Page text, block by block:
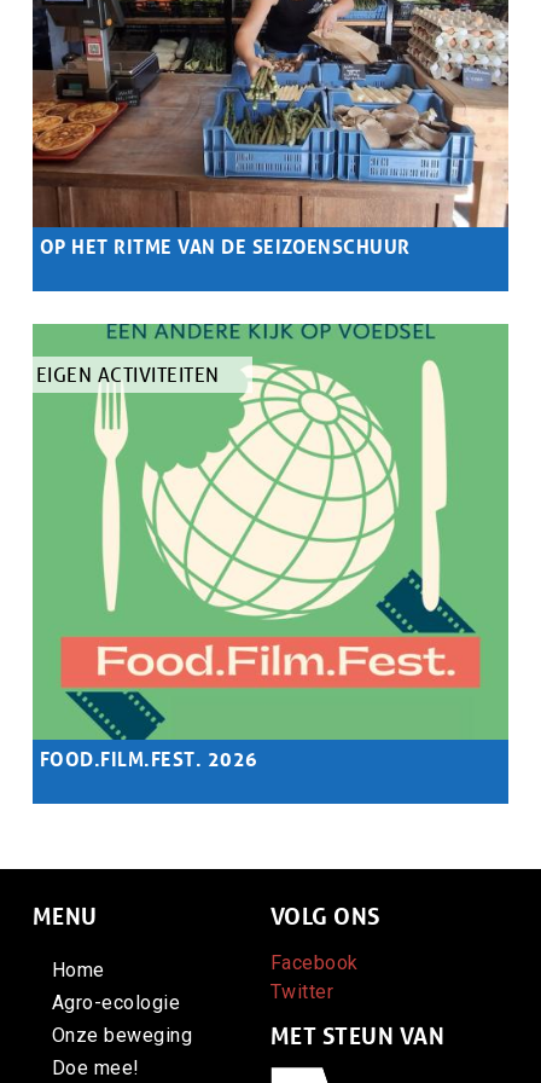
OP HET RITME VAN DE SEIZOENSCHUUR
landbouw die ze zelf kunnen dragen — financieel, ecologisch
én menselijk.
TYPE
ARTIKEL
EIGEN ACTIVITEITEN
FOOD.FILM.FEST. 2026
MENU
Home
Agro-ecologie
Onze beweging
Doe mee!
VOLG ONS
Facebook
Twitter
MET STEUN VAN